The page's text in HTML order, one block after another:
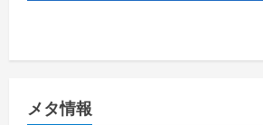
メタ情報